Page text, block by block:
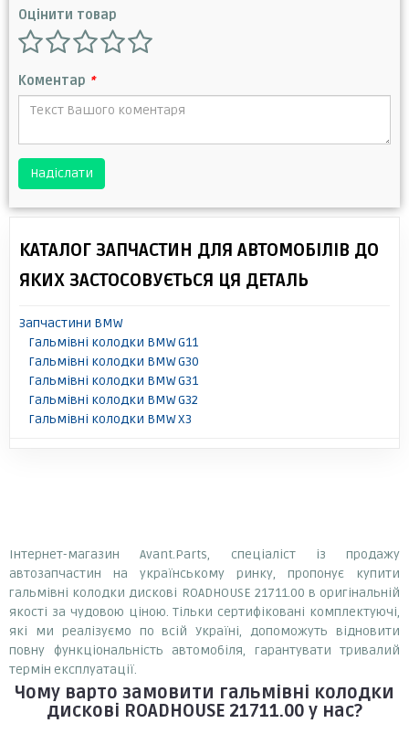
Оцінити товар
Коментар *
Надіслати
КАТАЛОГ ЗАПЧАСТИН ДЛЯ АВТОМОБІЛІВ ДО
ЯКИХ ЗАСТОСОВУЄТЬСЯ ЦЯ ДЕТАЛЬ
Запчастини BMW
Гальмівні колодки BMW G11
Гальмівні колодки BMW G30
Гальмівні колодки BMW G31
Гальмівні колодки BMW G32
Гальмівні колодки BMW X3
Інтернет-магазин Avant.Parts, спеціаліст із продажу
автозапчастин на українському ринку, пропонує купити
гальмівні колодки дискові ROADHOUSE 21711.00 в оригінальній
якості за чудовою ціною. Тільки сертифіковані комплектуючі,
які ми реалізуємо по всій Україні, допоможуть відновити
повну функціональність автомобіля, гарантувати тривалий
термін експлуатації.
Чому варто замовити гальмівні колодки
дискові ROADHOUSE 21711.00 у нас?